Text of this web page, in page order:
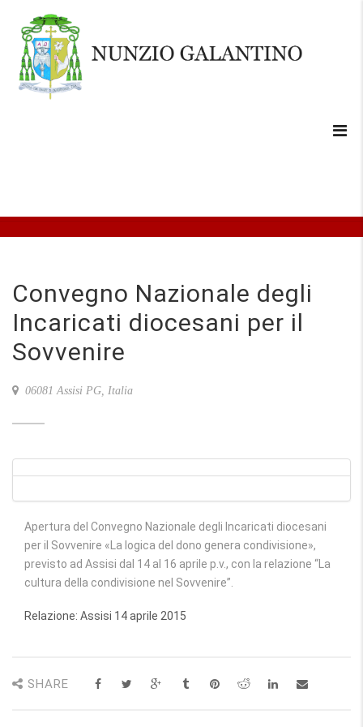
Convegno Nazionale degli
Incaricati diocesani per il
Sovvenire
06081 Assisi PG, Italia
Apertura del Convegno Nazionale degli Incaricati diocesani
per il Sovvenire «La logica del dono genera condivisione»,
previsto ad Assisi dal 14 al 16 aprile p.v., con la relazione “La
cultura della condivisione nel Sovvenire”.
Relazione: Assisi 14 aprile 2015
SHARE